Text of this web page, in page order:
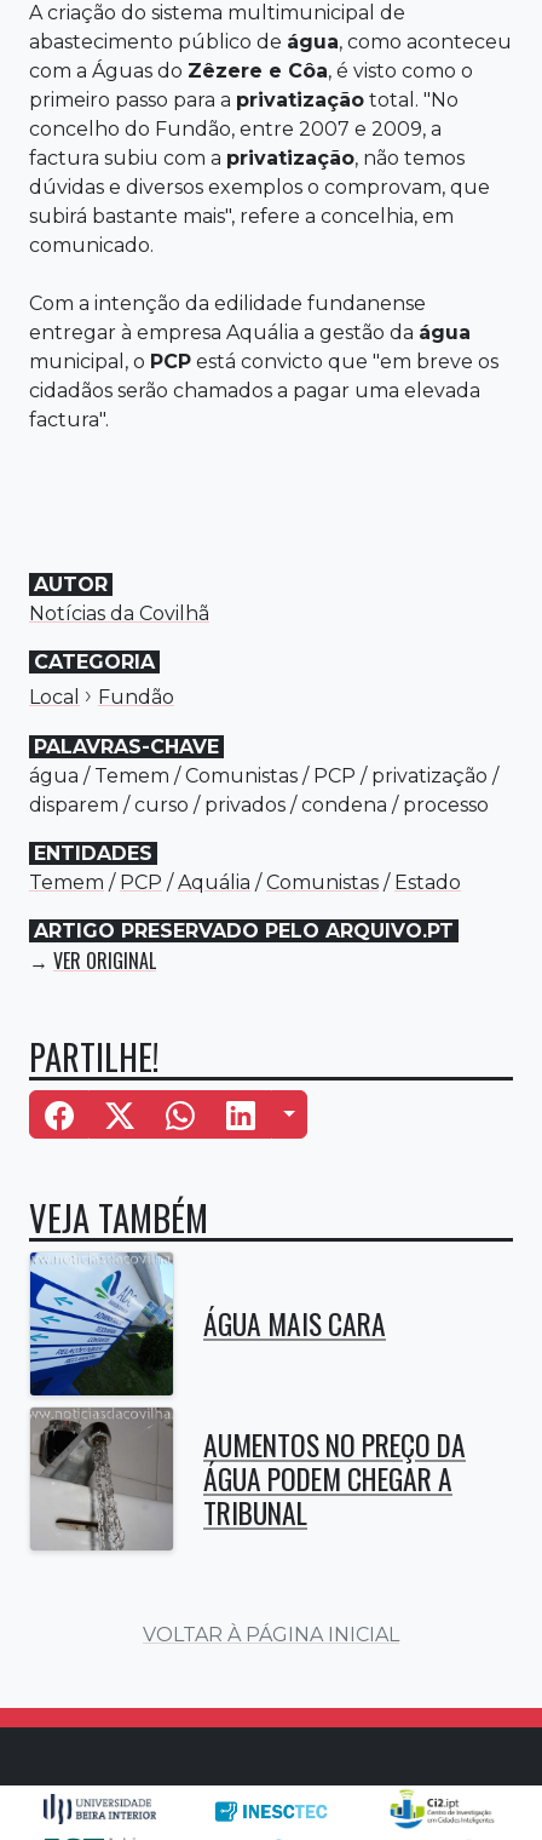
A criação do sistema multimunicipal de
abastecimento público de água, como aconteceu
com a Águas do Zêzere e Côa, é visto como o
primeiro passo para a privatização total. "No
concelho do Fundão, entre 2007 e 2009, a
factura subiu com a privatização, não temos
dúvidas e diversos exemplos o comprovam, que
subirá bastante mais", refere a concelhia, em
comunicado.
Com a intenção da edilidade fundanense
entregar à empresa Aquália a gestão da água
municipal, o PCP está convicto que "em breve os
cidadãos serão chamados a pagar uma elevada
factura".
AUTOR
Notícias da Covilhã
CATEGORIA
Local › Fundão
PALAVRAS-CHAVE
água / Temem / Comunistas / PCP / privatização /
disparem / curso / privados / condena / processo
ENTIDADES
Temem / PCP / Aquália / Comunistas / Estado
ARTIGO PRESERVADO PELO ARQUIVO.PT
→ VER ORIGINAL
PARTILHE!
Mais Opções
VEJA TAMBÉM
ÁGUA MAIS CARA
AUMENTOS NO PREÇO DA
ÁGUA PODEM CHEGAR A
TRIBUNAL
VOLTAR À PÁGINA INICIAL